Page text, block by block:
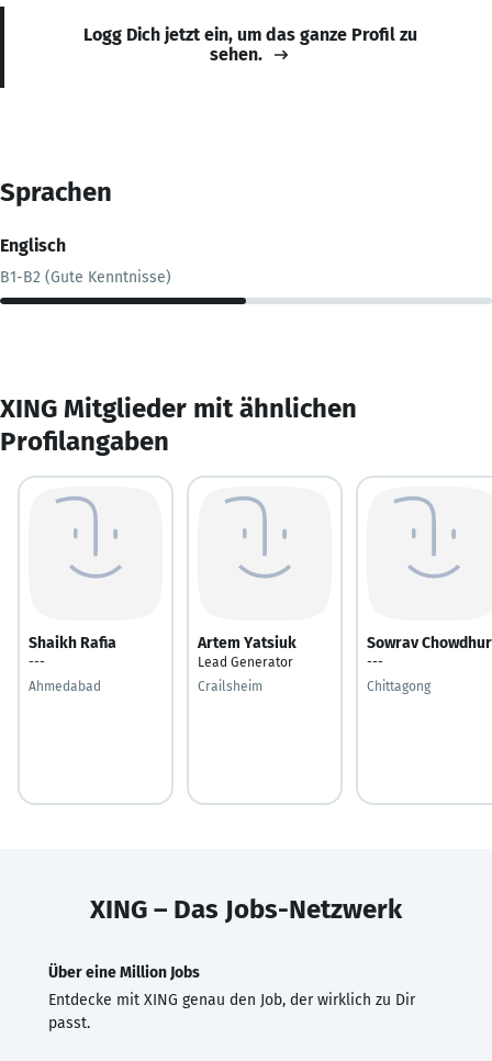
Logg Dich jetzt ein, um das ganze Profil zu
sehen.
Sprachen
Englisch
B1-B2 (Gute Kenntnisse)
XING Mitglieder mit ähnlichen
Profilangaben
Shaikh Rafia
---
Ahmedabad
Artem Yatsiuk
Lead Generator
Crailsheim
Sowrav
---
Chittagong
XING – Das Jobs-Netzwerk
Über eine Million Jobs
Entdecke mit XING genau den Job, der wirklich zu Dir
passt.